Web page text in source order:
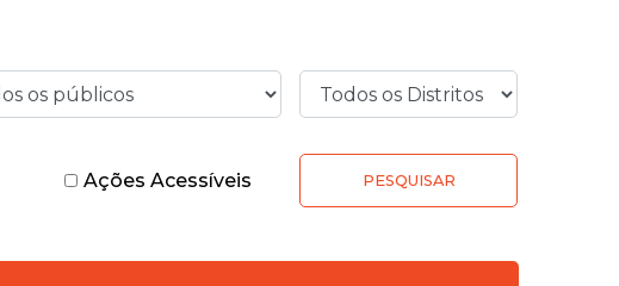
Ações Acessíveis PESQUISAR